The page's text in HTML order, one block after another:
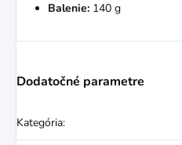
Balenie: 140 g
Dodatočné parametre
Kategória: